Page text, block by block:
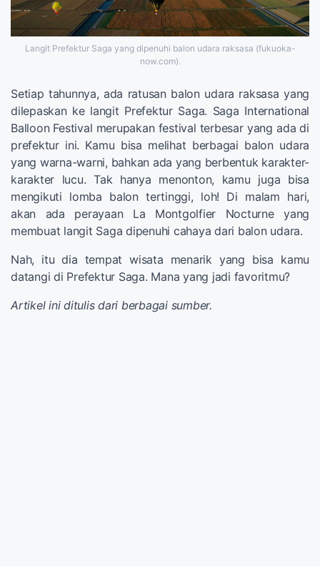
Langit Prefektur Saga yang dipenuhi balon udara raksasa (fukuoka-
now.com).
Setiap tahunnya, ada ratusan balon udara raksasa yang
dilepaskan ke langit Prefektur Saga. Saga International
Balloon Festival merupakan festival terbesar yang ada di
prefektur ini. Kamu bisa melihat berbagai balon udara
yang warna-warni, bahkan ada yang berbentuk karakter-
karakter lucu. Tak hanya menonton, kamu juga bisa
mengikuti lomba balon tertinggi, loh! Di malam hari,
akan ada perayaan La Montgolfier Nocturne yang
membuat langit Saga dipenuhi cahaya dari balon udara.
Nah, itu dia tempat wisata menarik yang bisa kamu
datangi di Prefektur Saga. Mana yang jadi favoritmu?
Artikel ini ditulis dari berbagai sumber.